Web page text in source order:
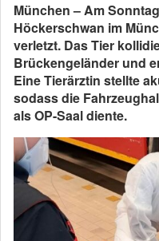
München – Am
Höckerschwan im
verletzt. Das Tier
Brückengeländer und
Eine Tierärztin stellte
sodass die
als OP-Saal diente.